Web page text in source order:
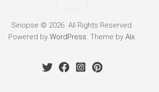
Sinopse © 2026. All Rights Reserved.
Powered by WordPress. Theme by Alx.